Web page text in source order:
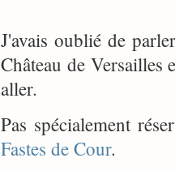
J'avais oublié de
Château de
aller.
Pas spécialement
Fastes de Cour.